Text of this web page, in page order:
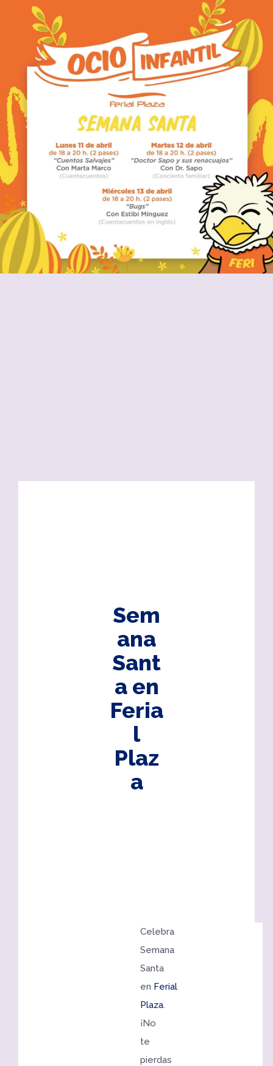
Sem
ana
Sant
a en
Feria
l
Plaz
a
Celebra
Semana
Santa
en Ferial
Plaza.
¡No
te
pierdas